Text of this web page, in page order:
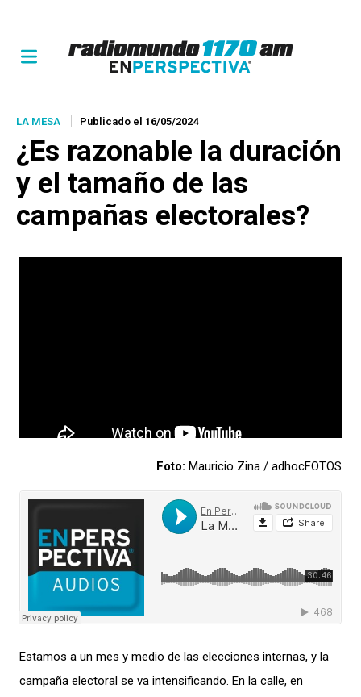
LA MESA Publicado el 16/05/2024
¿Es razonable la duración
y el tamaño de las
campañas electorales?
Foto: Mauricio Zina / adhocFOTOS
Estamos a un mes y medio de las elecciones internas, y la
campaña electoral se va intensificando. En la calle, en